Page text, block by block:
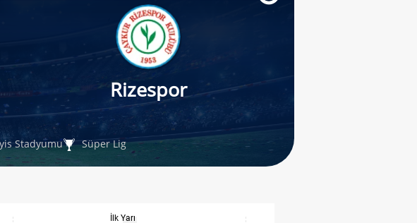
Rizespor
Stadyumu Süper Lig
İlk Yarı